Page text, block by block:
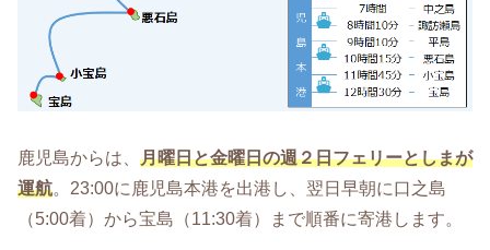
鹿児島からは、 月曜日と金曜日の週２日フェリーとしまが
運航。23:00に鹿児島本港を出港し、翌日早朝に口之島
（5:00着）から宝島（11:30着）まで順番に寄港します。